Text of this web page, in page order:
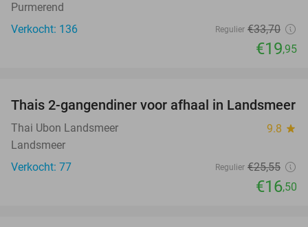
Purmerend
Verkocht: 136
Regulier €33,70
€19,95
35%
Thais 2-gangendiner voor afhaal in Landsmeer
Thai Ubon Landsmeer 9.8 star
Landsmeer
Verkocht: 77
Regulier €25,55
€16,50